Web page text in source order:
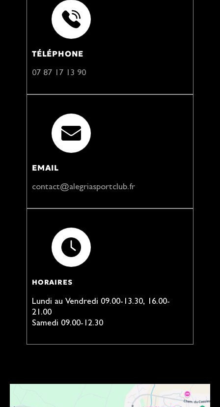
TÉLÉPHONE
07 87 17 13 90
EMAIL
contact@alegriasportclub.fr
HORAIRES
Lundi au Vendredi 09.00-13.30, 16.00-
21.00
Samedi 09.00-12.30